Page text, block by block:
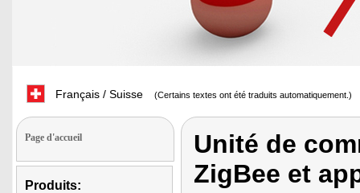
Français / Suisse (Certains textes ont été traduits automatiquement.)
Page d'accueil
Produits:
Unité de
ZigBee et